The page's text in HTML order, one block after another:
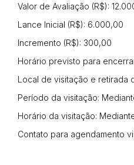
Valor de Avaliação (R$):
Lance Inicial (R$): 6.000,00
Incremento (R$): 300,00
Horário previsto para
Local de visitação e retirada
Período da visitação:
Horário da visitação:
Contato para agendamento